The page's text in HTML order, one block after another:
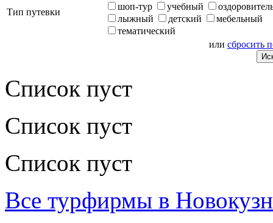
Тип путевки
шоп-тур
учебный
лыжный
детский
мебельный
тематический
или сбросить
Список пуст
Список пуст
Список пуст
Все турфирмы в